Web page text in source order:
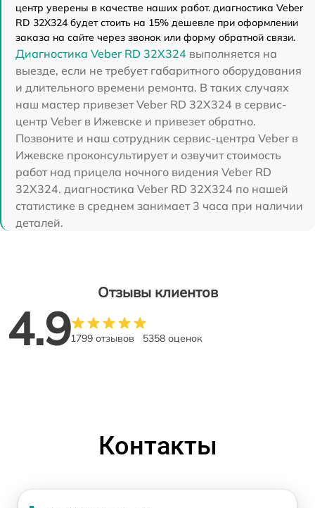
центр уверены в качестве наших работ. диагностика Veber
RD 32X324 будет стоить на 15% дешевле при оформлении
заказа на сайте через звонок или форму обратной связи.
Диагностика Veber RD 32X324 выполняется на
выезде, если не требует габаритного оборудования
и длительного времени ремонта. В таких случаях
наш мастер привезет Veber RD 32X324 в сервис-
центр Veber в Ижевске и привезет обратно.
Позвоните и наш сотрудник сервис-центра Veber в
Ижевске проконсультирует и озвучит стоимость
работ над прицела ночного видения Veber RD
32X324. диагностика Veber RD 32X324 по нашей
статистике в среднем занимает 3 часа при наличии
деталей.
Отзывы клиентов
4.91799 отзывов 5358 оценок
Контакты